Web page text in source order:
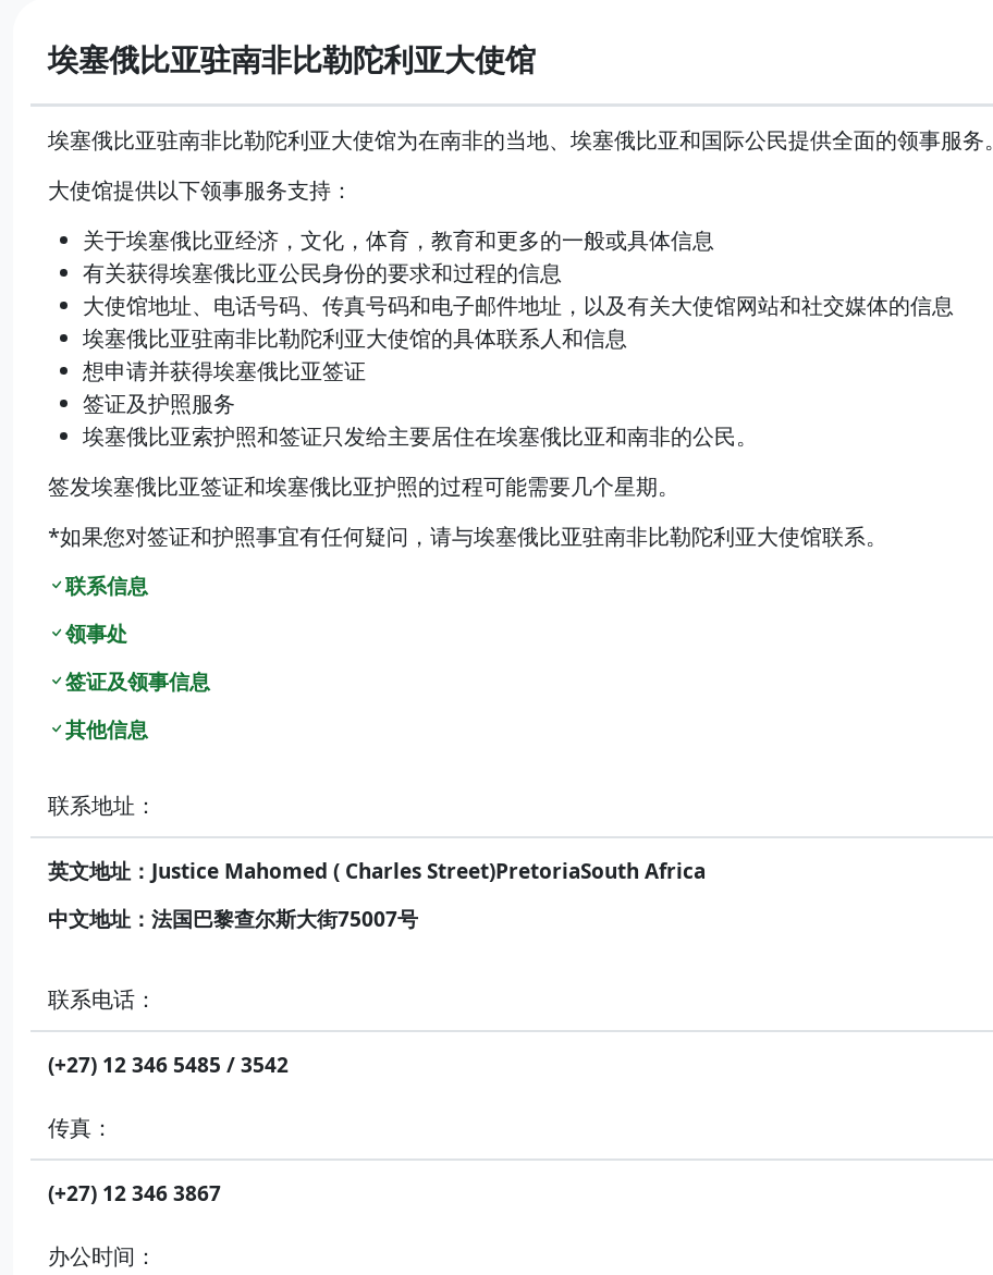
埃塞俄比亚驻南非比勒陀利亚大使馆
埃塞俄比亚驻南非比勒陀利亚大使馆为在南非的当地、埃塞俄比亚和国际公民提供全面的领事服务。
大使馆提供以下领事服务支持：
关于埃塞俄比亚经济，文化，体育，教育和更多的一般或具体信息
有关获得埃塞俄比亚公民身份的要求和过程的信息
大使馆地址、电话号码、传真号码和电子邮件地址，以及有关大使馆网站和社交媒体的信息
埃塞俄比亚驻南非比勒陀利亚大使馆的具体联系人和信息
想申请并获得埃塞俄比亚签证
签证及护照服务
埃塞俄比亚索护照和签证只发给主要居住在埃塞俄比亚和南非的公民。
签发埃塞俄比亚签证和埃塞俄比亚护照的过程可能需要几个星期。
*如果您对签证和护照事宜有任何疑问，请与埃塞俄比亚驻南非比勒陀利亚大使馆联系。
联系信息
领事处
签证及领事信息
其他信息
联系地址：
英文地址：Justice Mahomed ( Charles Street)PretoriaSouth Africa
中文地址：法国巴黎查尔斯大街75007号
联系电话：
(+27) 12 346 5485 / 3542
传真：
(+27) 12 346 3867
办公时间：